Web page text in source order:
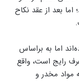
بعد از عقد نکاح
اما به براساس
رایج است، واقع
مواد مخدر و